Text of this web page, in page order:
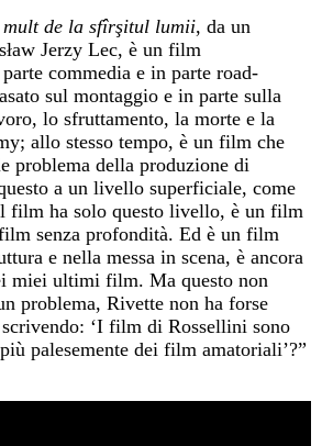
mult de la sfîrşitul lumii, da un
Jerzy Lec, è un film
commedia e in parte road-
sul montaggio e in parte sulla
lo sfruttamento, la morte e la
allo stesso tempo, è un film che
problema della produzione di
a un livello superficiale, come
film ha solo questo livello, è un film
senza profondità. Ed è un film
e nella messa in scena, è ancora
miei ultimi film. Ma questo non
problema, Rivette non ha forse
‘I film di Rossellini sono
palesemente dei film amatoriali’?”